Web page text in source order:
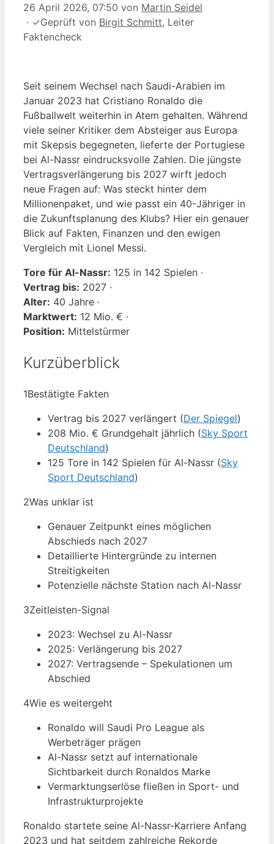
26 April 2026, 07:50 von Martin Seidel
· ✓Geprüft von Birgit Schmitt, Leiter
Faktencheck
Seit seinem Wechsel nach Saudi-Arabien im
Januar 2023 hat Cristiano Ronaldo die
Fußballwelt weiterhin in Atem gehalten. Während
viele seiner Kritiker dem Absteiger aus Europa
mit Skepsis begegneten, lieferte der Portugiese
bei Al-Nassr eindrucksvolle Zahlen. Die jüngste
Vertragsverlängerung bis 2027 wirft jedoch
neue Fragen auf: Was steckt hinter dem
Millionenpaket, und wie passt ein 40-Jähriger in
die Zukunftsplanung des Klubs? Hier ein genauer
Blick auf Fakten, Finanzen und den ewigen
Vergleich mit Lionel Messi.
Tore für Al-Nassr: 125 in 142 Spielen ·
Vertrag bis: 2027 ·
Alter: 40 Jahre ·
Marktwert: 12 Mio. € ·
Position: Mittelstürmer
Kurzüberblick
1Bestätigte Fakten
Vertrag bis 2027 verlängert (Der Spiegel)
208 Mio. € Grundgehalt jährlich (Sky Sport
Deutschland)
125 Tore in 142 Spielen für Al-Nassr (Sky
Sport Deutschland)
2Was unklar ist
Genauer Zeitpunkt eines möglichen
Abschieds nach 2027
Detaillierte Hintergründe zu internen
Streitigkeiten
Potenzielle nächste Station nach Al-Nassr
3Zeitleisten-Signal
2023: Wechsel zu Al-Nassr
2025: Verlängerung bis 2027
2027: Vertragsende – Spekulationen um
Abschied
4Wie es weitergeht
Ronaldo will Saudi Pro League als
Werbeträger prägen
Al-Nassr setzt auf internationale
Sichtbarkeit durch Ronaldos Marke
Vermarktungserlöse fließen in Sport- und
Infrastrukturprojekte
Ronaldo startete seine Al-Nassr-Karriere Anfang
2023 und hat seitdem zahlreiche Rekorde